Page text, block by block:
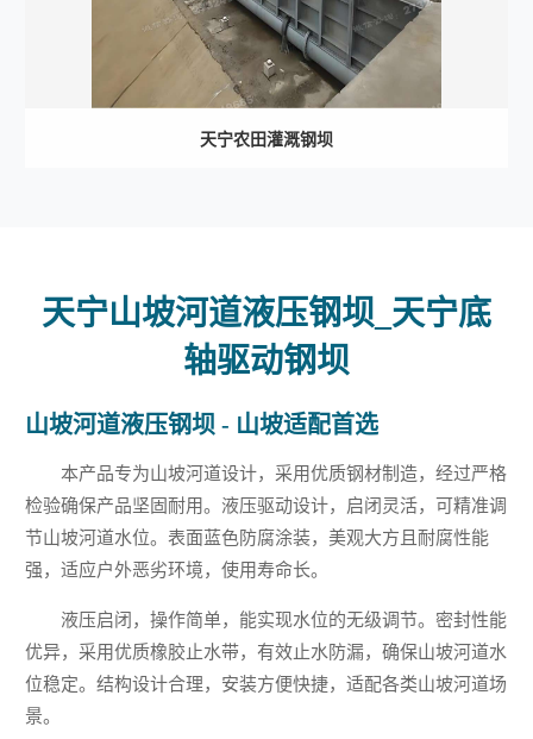
天宁农田灌溉钢坝
天宁山坡河道液压钢坝_天宁底
轴驱动钢坝
山坡河道液压钢坝 - 山坡适配首选
本产品专为山坡河道设计，采用优质钢材制造，经过严格
检验确保产品坚固耐用。液压驱动设计，启闭灵活，可精准调
节山坡河道水位。表面蓝色防腐涂装，美观大方且耐腐性能
强，适应户外恶劣环境，使用寿命长。
液压启闭，操作简单，能实现水位的无级调节。密封性能
优异，采用优质橡胶止水带，有效止水防漏，确保山坡河道水
位稳定。结构设计合理，安装方便快捷，适配各类山坡河道场
景。